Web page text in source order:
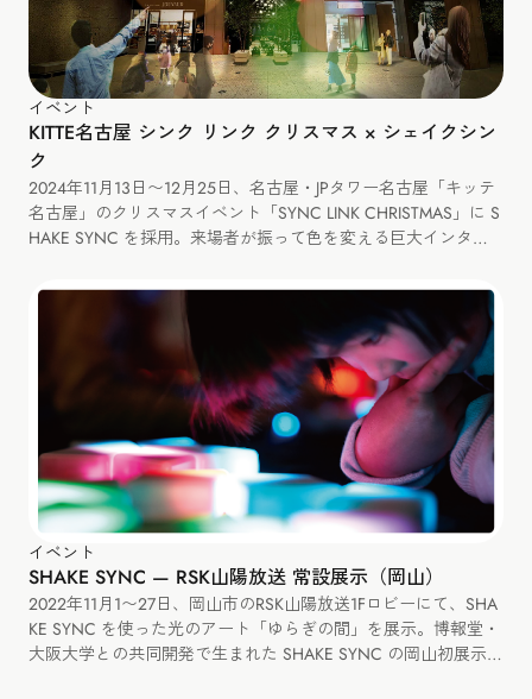
イベント
KITTE名古屋 シンク リンク クリスマス × シェイクシン
ク
2024年11月13日〜12月25日、名古屋・JPタワー名古屋「キッテ
名古屋」のクリスマスイベント「SYNC LINK CHRISTMAS」に S
HAKE SYNC を採用。来場者が振って色を変える巨大インタラ
イベント
SHAKE SYNC — RSK山陽放送 常設展示（岡山）
2022年11月1〜27日、岡山市のRSK山陽放送1Fロビーにて、SHA
KE SYNC を使った光のアート「ゆらぎの間」を展示。博報堂・
大阪大学との共同開発で生まれた SHAKE SYNC の岡山初展示と